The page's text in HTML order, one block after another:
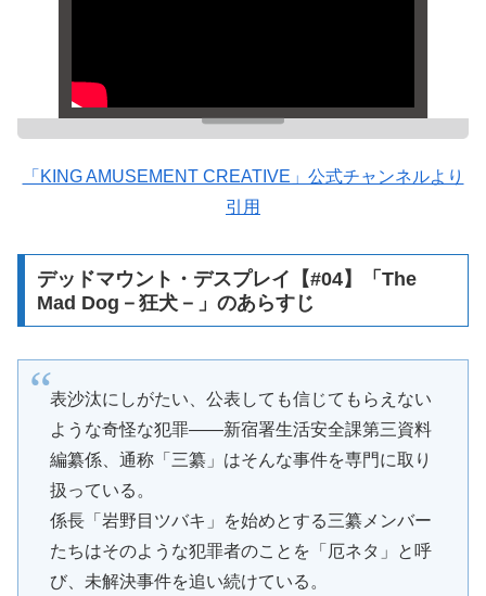
「KING AMUSEMENT CREATIVE」公式チャンネルより
引用
デッドマウント・デスプレイ【#04】「The
Mad Dog－狂犬－」のあらすじ
表沙汰にしがたい、公表しても信じてもらえない
ような奇怪な犯罪――新宿署生活安全課第三資料
編纂係、通称「三纂」はそんな事件を専門に取り
扱っている。
係長「岩野目ツバキ」を始めとする三纂メンバー
たちはそのような犯罪者のことを「厄ネタ」と呼
び、未解決事件を追い続けている。